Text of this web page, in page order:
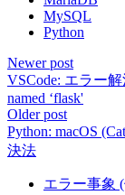
MySQL
Python
Newer post
VSCode: エラー
named ‘flask'
Older post
Python: macOS
決法
エラー事象